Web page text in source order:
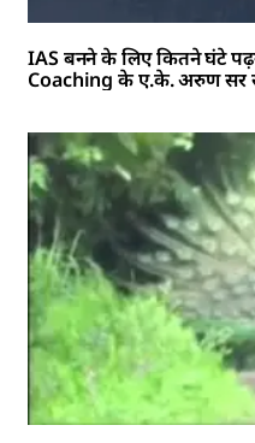
IAS बनने के लिए कितने घंटे
Coaching के ए.के. अरुण सर